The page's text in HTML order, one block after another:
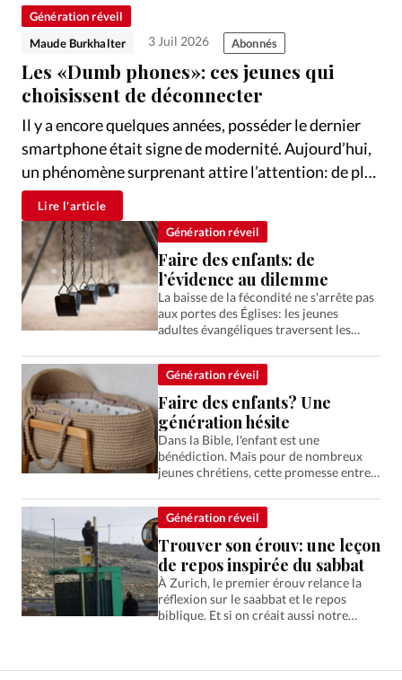
Devise: CHF
RUBRIQUES
Tous les articles
Actualité chrétienne
Actualité internationale
Culture
Dossier
Eglises Foi Génération réveil
Monde
Opinions
Publireportage
Relations Aujourd'hui
Société
Tour du monde des Eglises
Vécu
Vie Intérieure
Génération réveil
Maude Burkhalter
3 Juil 2026 Abonnés
Les «Dumb phones»: ces jeunes qui
choisissent de déconnecter
Il y a encore quelques années, posséder le dernier
smartphone était signe de modernité. Aujourd’hui,
un phénomène surprenant attire l’attention: de plus
en plus de jeunes choisissent volontairement des
téléphones qui font «moins». Les dumb phones, ou
téléphones minimalistes, permettent de
téléphoner, d’envoyer des SMS, parfois d’écouter de
la musique. Pas de réseaux sociaux, pas…
Lire l'article
Génération réveil
Faire des enfants: de
l’évidence au dilemme
La baisse de la fécondité ne s'arrête pas
aux portes des Églises: les jeunes
adultes évangéliques traversent les
Deuxième volet de l'enquête.
Génération réveil
Faire des enfants? Une
génération hésite
Dans la Bible, l'enfant est une
bénédiction. Mais pour de nombreux
jeunes chrétiens, cette promesse entre
instable et menaçant.
Génération réveil
Trouver son érouv: une leçon
de repos inspirée du sabbat
À Zurich, le premier érouv relance la
réflexion sur le saabbat et le repos
biblique. Et si on créait aussi notre